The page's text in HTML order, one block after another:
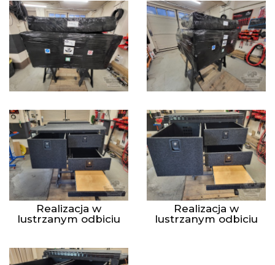
Realizacja w
lustrzanym odbiciu
Realizacja w
lustrzanym odbiciu